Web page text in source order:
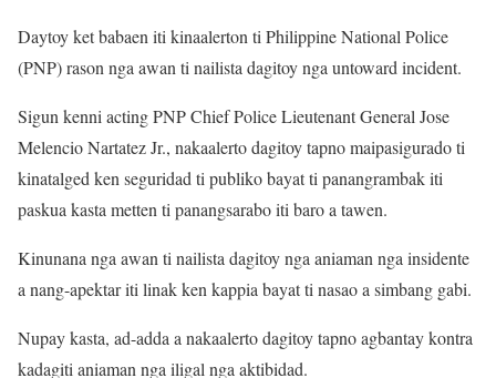
Daytoy ket babaen iti kinaalerton ti Philippine National Police
(PNP) rason nga awan ti nailista dagitoy nga untoward incident.
Sigun kenni acting PNP Chief Police Lieutenant General Jose
Melencio Nartatez Jr., nakaalerto dagitoy tapno maipasigurado ti
kinatalged ken seguridad ti publiko bayat ti panangrambak iti
paskua kasta metten ti panangsarabo iti baro a tawen.
Kinunana nga awan ti nailista dagitoy nga aniaman nga insidente
a nang-apektar iti linak ken kappia bayat ti nasao a simbang gabi.
Nupay kasta, ad-adda a nakaalerto dagitoy tapno agbantay kontra
kadagiti aniaman nga iligal nga aktibidad.